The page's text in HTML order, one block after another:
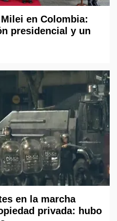
en Colombia:
presidencial y un
en la marcha
privada: hubo